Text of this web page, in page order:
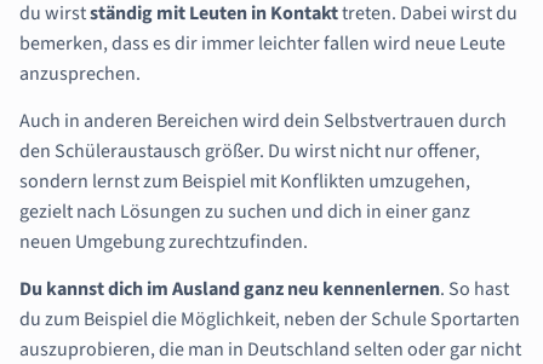
du wirstständig mit Leuten in Kontakttreten. Dabei wirst du
bemerken, dass es dir immer leichter fallen wird neue Leute
anzusprechen.
Auch in anderen Bereichen wird dein Selbstvertrauen durch
den Schüleraustausch größer. Du wirst nicht nur offener,
sondern lernst zum Beispiel mit Konflikten umzugehen,
gezielt nach Lösungen zu suchen und dich in einer ganz
neuen Umgebung zurechtzufinden.
Du kannst dich im Ausland ganz neu kennenlernen. So hast
du zum Beispiel die Möglichkeit, neben der Schule Sportarten
auszuprobieren, die man in Deutschland selten oder gar nicht